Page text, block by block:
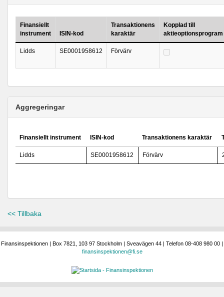
Finansiellt
instrument
ISIN-kod
Transaktionens
karaktär
Kopplad till
aktieoptionsprogram
Lidds SE0001958612 Förvärv
Aggregeringar
Finansiellt instrument ISIN-kod Transaktionens karaktär
Lidds SE0001958612 Förvärv
<< Tillbaka
Finansinspektionen | Box 7821, 103 97 Stockholm | Sveavägen 44 | Telefon 08-408 980 00 |
finansinspektionen@fi.se